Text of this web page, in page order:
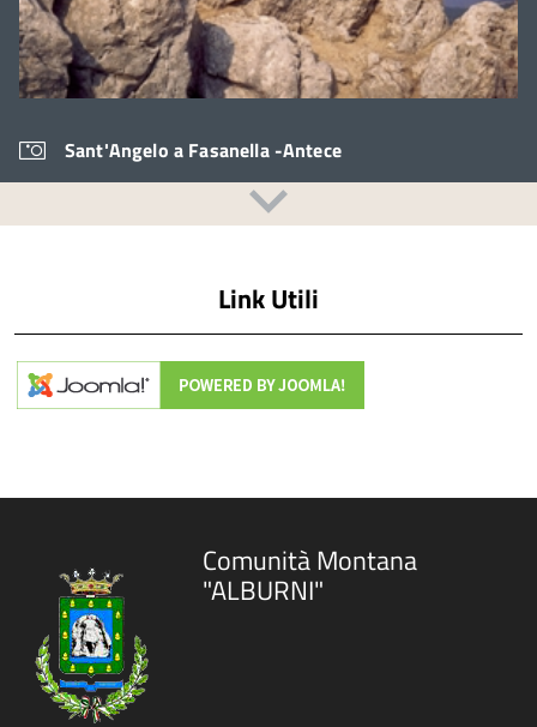
Sant'Angelo a Fasanella -Antece
Link Utili
Comunità Montana
"ALBURNI"